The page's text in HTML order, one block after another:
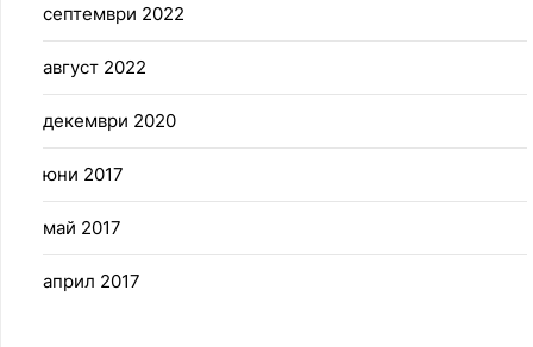
септември 2022
август 2022
декември 2020
юни 2017
май 2017
април 2017